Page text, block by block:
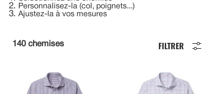
2 Personnalisez-la (col, poignets...)
3 Ajustez-la à vos mesures
140 chemises FILTRER